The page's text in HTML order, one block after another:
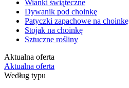
Wianki świąteczne
Dywanik pod choinkę
Patyczki zapachowe na choinkę
Stojak na choinkę
Sztuczne rośliny
Aktualna oferta
Aktualna oferta
Według typu